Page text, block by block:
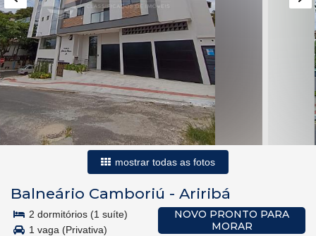
mostrar todas as fotos
Balneário Camboriú - Ariribá
NOVO PRONTO PARA
MORAR
2 dormitórios (1 suíte)
1 vaga (Privativa)